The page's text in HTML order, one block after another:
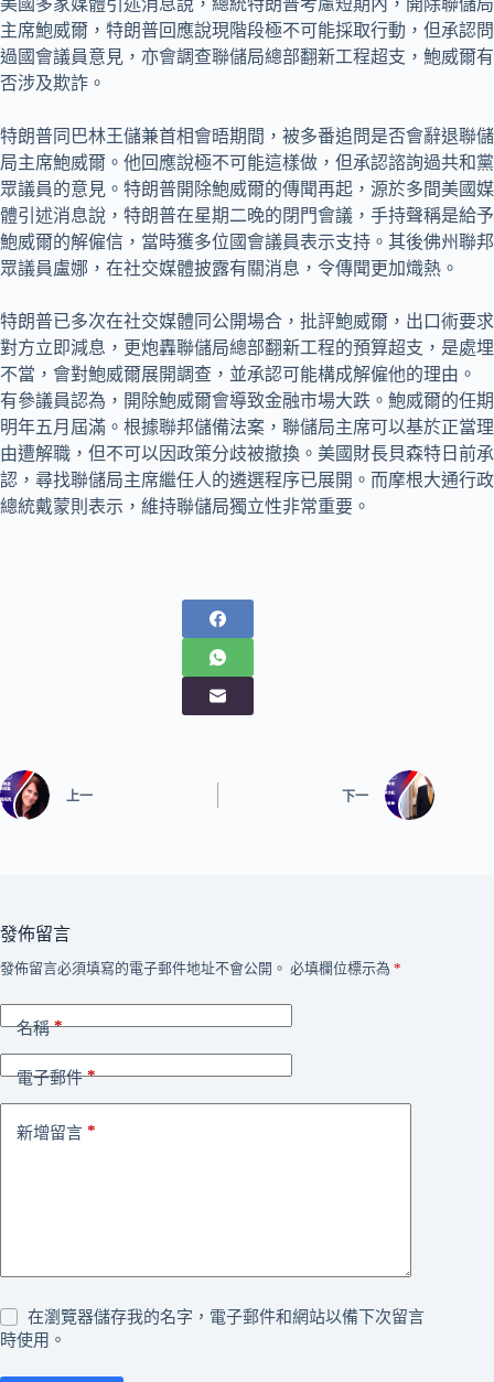
美國多家媒體引述消息說，總統特朗普考慮短期內，開除聯儲局
主席鮑威爾，特朗普回應說現階段極不可能採取行動，但承認問
過國會議員意見，亦會調查聯儲局總部翻新工程超支，鮑威爾有
否涉及欺詐。
特朗普同巴林王儲兼首相會晤期間，被多番追問是否會辭退聯儲
局主席鮑威爾。他回應說極不可能這樣做，但承認諮詢過共和黨
眾議員的意見。特朗普開除鮑威爾的傳聞再起，源於多間美國媒
體引述消息說，特朗普在星期二晚的閉門會議，手持聲稱是給予
鮑威爾的解僱信，當時獲多位國會議員表示支持。其後佛州聯邦
眾議員盧娜，在社交媒體披露有關消息，令傳聞更加熾熱。
特朗普已多次在社交媒體同公開場合，批評鮑威爾，出口術要求
對方立即減息，更炮轟聯儲局總部翻新工程的預算超支，是處埋
不當，會對鮑威爾展開調查，並承認可能構成解僱他的理由。
有參議員認為，開除鮑威爾會導致金融市場大跌。鮑烕爾的任期
明年五月屆滿。根據聯邦儲備法案，聯儲局主席可以基於正當理
由遭解職，但不可以因政策分歧被撤換。美國財長貝森特日前承
認，尋找聯儲局主席繼任人的遴選程序已展開。而摩根大通行政
總統戴蒙則表示，維持聯儲局獨立性非常重要。
上一 下一
發佈留言
發佈留言必須填寫的電子郵件地址不會公開。 必填欄位標示為 *
名稱*
電子郵件*
新增留言 *
在瀏覽器儲存我的名字，電子郵件和網站以備下次留言
時使用。